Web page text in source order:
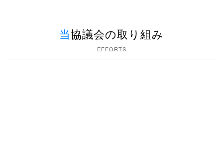
当協議会の取り組み
EFFORTS